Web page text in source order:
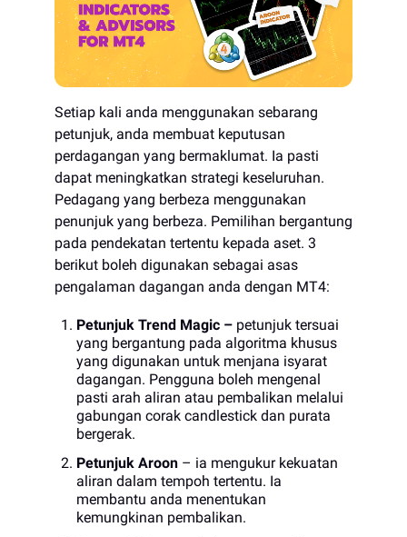
Setiap kali anda menggunakan sebarang
petunjuk, anda membuat keputusan
perdagangan yang bermaklumat. Ia pasti
dapat meningkatkan strategi keseluruhan.
Pedagang yang berbeza menggunakan
penunjuk yang berbeza. Pemilihan bergantung
pada pendekatan tertentu kepada aset. 3
berikut boleh digunakan sebagai asas
pengalaman dagangan anda dengan MT4:
Petunjuk Trend Magic – petunjuk tersuai
yang bergantung pada algoritma khusus
yang digunakan untuk menjana isyarat
dagangan. Pengguna boleh mengenal
pasti arah aliran atau pembalikan melalui
gabungan corak candlestick dan purata
bergerak.
Petunjuk Aroon – ia mengukur kekuatan
aliran dalam tempoh tertentu. Ia
membantu anda menentukan
kemungkinan pembalikan.